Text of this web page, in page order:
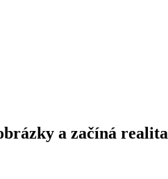
a začíná realita